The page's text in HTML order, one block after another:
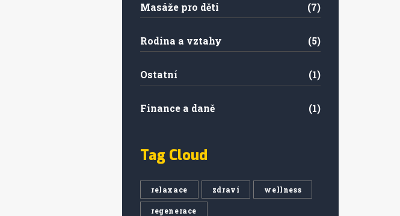
Masáže pro děti (7)
Rodina a vztahy (5)
Ostatní (1)
Finance a daně (1)
Tag Cloud
relaxace zdraví wellness
regenerace